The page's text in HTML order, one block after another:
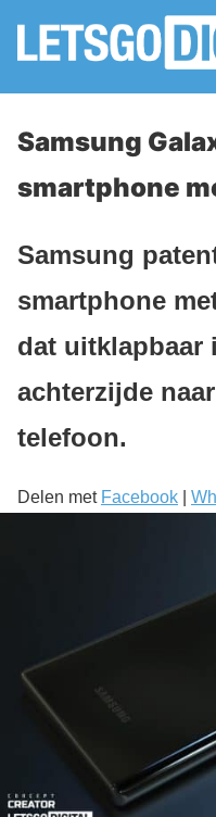
Samsung
smartphone
Samsung
smartphone
dat uitklapbaar
achterzijde
telefoon.
Delen met Facebook